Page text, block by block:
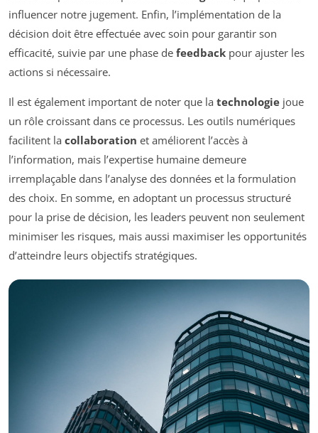
influencer notre jugement. Enfin, l’implémentation de la
décision doit être effectuée avec soin pour garantir son
efficacité, suivie par une phase de feedback pour ajuster les
actions si nécessaire.
Il est également important de noter que la technologie joue
un rôle croissant dans ce processus. Les outils numériques
facilitent la collaboration et améliorent l’accès à
l’information, mais l’expertise humaine demeure
irremplaçable dans l’analyse des données et la formulation
des choix. En somme, en adoptant un processus structuré
pour la prise de décision, les leaders peuvent non seulement
minimiser les risques, mais aussi maximiser les opportunités
d’atteindre leurs objectifs stratégiques.